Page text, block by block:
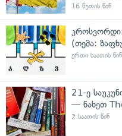
16 წუთის წინ
კროსვორდი:
(თემა:
ერთი საათის წინ
21-ე
— ნახეთ
2 საათის წინ